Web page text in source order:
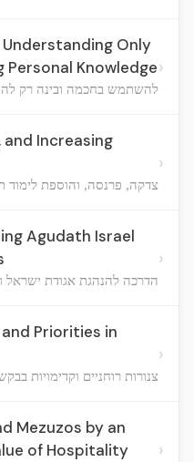
Only
Personal Knowledge
להשתמש בחכמה ובינה רק
›
and Increasing
צדקה, פרנסה, והוספת לימוד
›
Agudath Israel
הדרכה להנהגת אגודת ישראל
›
Priorities in
צנורות רוחניים וקדימויות
›
Mezuzos by an
of Hospitality
›